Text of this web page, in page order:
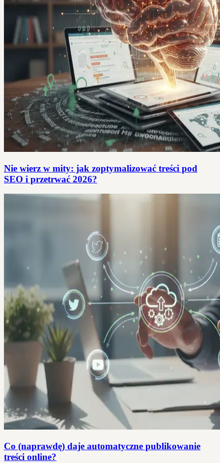
Nie wierz w mity: jak zoptymalizować treści pod
SEO i przetrwać 2026?
Co (naprawdę) daje automatyczne publikowanie
treści online?